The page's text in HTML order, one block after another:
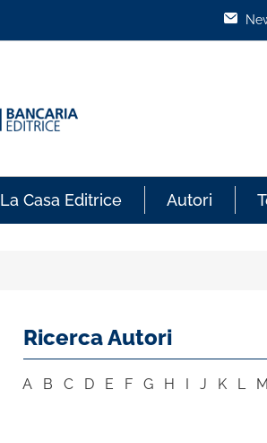
La Casa Editrice Autori
Ricerca Autori
A B C D E F G H I J K L M